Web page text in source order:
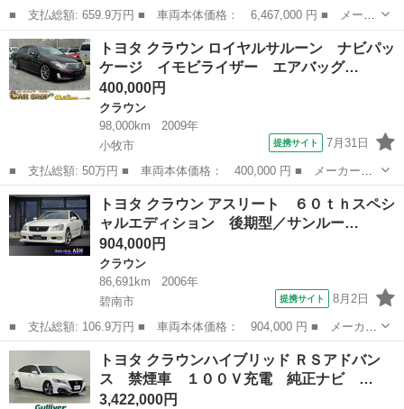
■ 支払総額: 659.9万円 ■ 車両本体価格： 6,467,000 円 ■ メーカ
ー名： トヨタ ■ 車種名： クラウンエステート ■ グレード
名： Ｚ モデリスタエアロ 全周囲カメラ デジタルインナーミラ
ー 衝突被害...
愛知 名古屋市 クラウン
トヨタ クラウン ロイヤルサルーン ナビパッ
ケージ イモビライザー エアバッグ…
400,000円
クラウン
98,000km
2009年
小牧市
提携サイト 7月31日
■ 支払総額: 50万円 ■ 車両本体価格： 400,000 円 ■ メーカー
名： トヨタ ■ 車種名： クラウン ■ グレード名： ロイヤルサ
ルーン ナビパッケージ イモビライザー エアバッグ ＥＳＣ 電
動シート 衝突安...
愛知 小牧市 クラウン
トヨタ クラウン アスリート ６０ｔｈスペシ
ャルエディション 後期型／サンルー…
904,000円
クラウン
86,691km
2006年
碧南市
提携サイト 8月2日
■ 支払総額: 106.9万円 ■ 車両本体価格： 904,000 円 ■ メーカー
名： トヨタ ■ 車種名： クラウン ■ グレード名： アスリー
ト ６０ｔｈスペシャルエディション 後期型／サンルーフ／黒本革
シート／純正...
愛知 碧南市 クラウン
トヨタ クラウンハイブリッド ＲＳアドバン
ス 禁煙車 １００Ｖ充電 純正ナビ …
3,422,000円